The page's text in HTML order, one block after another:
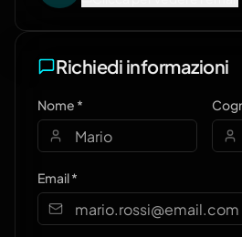
Richiedi informazioni
Nome *
Email *